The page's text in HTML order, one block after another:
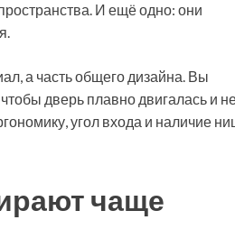
И ещё одно: они
а часть общего дизайна. Вы
дверь плавно двигалась и
угол входа и наличие
чаще